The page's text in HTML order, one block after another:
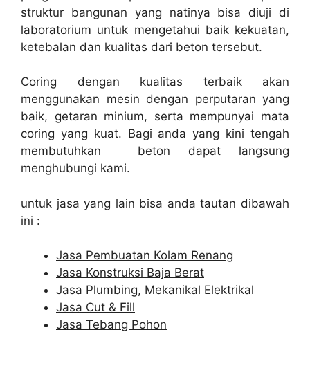
struktur bangunan yang natinya bisa diuji di
laboratorium untuk mengetahui baik kekuatan,
ketebalan dan kualitas dari beton tersebut.
Coring dengan kualitas terbaik akan
menggunakan mesin dengan perputaran yang
baik, getaran minium, serta mempunyai mata
coring yang kuat. Bagi anda yang kini tengah
membutuhkan beton dapat langsung
menghubungi kami.
untuk jasa yang lain bisa anda tautan dibawah
ini :
Jasa Pembuatan Kolam Renang
Jasa Konstruksi Baja Berat
Jasa Plumbing, Mekanikal Elektrikal
Jasa Cut & Fill
Jasa Tebang Pohon